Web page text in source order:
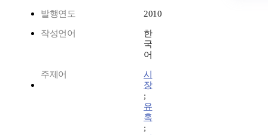
발행연도 2010
작성언어
한
국
어
주제어
시
장
;
유
혹
;